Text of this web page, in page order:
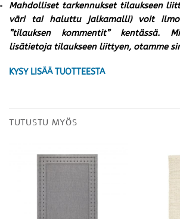
Mahdolliset tarkennukset tilaukseen
väri tai haluttu jalkamalli) voit
”tilauksen kommentit” kentässä.
lisätietoja tilaukseen liittyen, otamme
KYSY LISÄÄ TUOTTEESTA
TUTUSTU MYÖS